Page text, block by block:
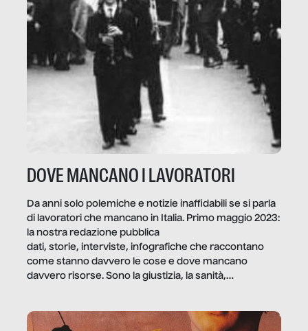
DOVE MANCANO I LAVORATORI
Da anni solo polemiche e notizie inaffidabili se si parla
di lavoratori che mancano in Italia. Primo maggio 2023:
la nostra redazione pubblica
dati, storie, interviste, infografiche che raccontano
come stanno davvero le cose e dove mancano
davvero risorse. Sono la giustizia, la sanità,